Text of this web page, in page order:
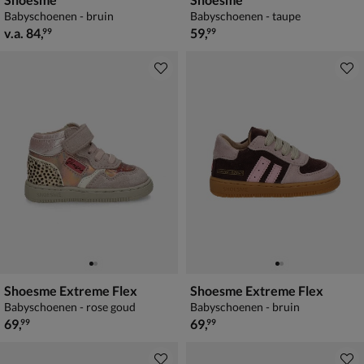
Babyschoenen - bruin
vanaf € 84,99
v.a. 84,99
Babyschoenen - taupe
€ 59,99
59,99
Shoesme Extreme Flex
Babyschoenen - rose goud
€ 69,99
69,99
Shoesme Extreme Flex
Babyschoenen - bruin
€ 69,99
69,99